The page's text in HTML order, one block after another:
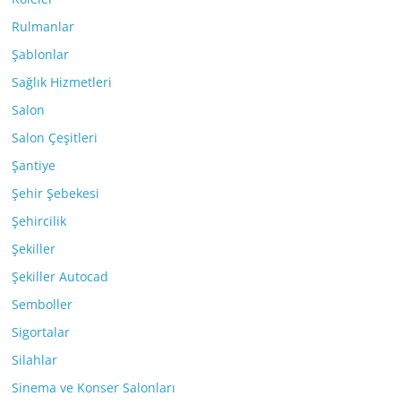
Rulmanlar
Şablonlar
Sağlık Hizmetleri
Salon
Salon Çeşitleri
Şantiye
Şehir Şebekesi
Şehircilik
Şekiller
Şekiller Autocad
Semboller
Sigortalar
Silahlar
Sinema ve Konser Salonları